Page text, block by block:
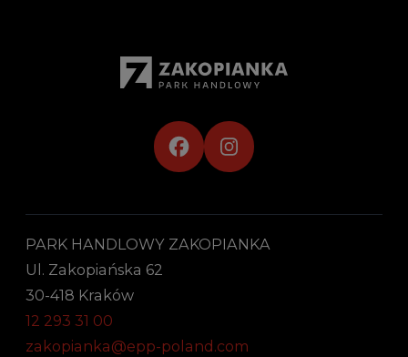
PARK HANDLOWY ZAKOPIANKA
Ul. Zakopiańska 62
30-418 Kraków
12 293 31 00
zakopianka@epp-poland.com